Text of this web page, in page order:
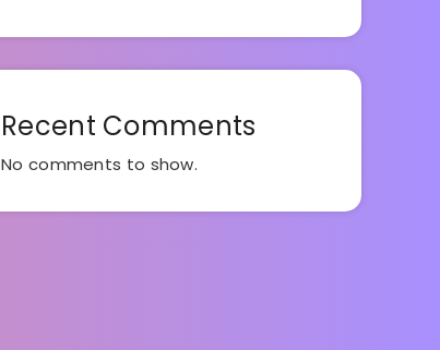
Recent Comments
No comments to show.